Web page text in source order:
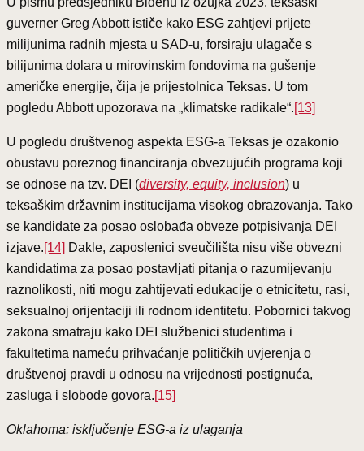
guverner Greg Abbott ističe kako ESG zahtjevi prijete
milijunima radnih mjesta u SAD-u, forsiraju ulagače s
bilijunima dolara u mirovinskim fondovima na gušenje
američke energije, čija je prijestolnica Teksas. U tom
pogledu Abbott upozorava na „klimatske radikale“.[13]
U pogledu društvenog aspekta ESG-a Teksas je ozakonio
obustavu poreznog financiranja obvezujućih programa koji
se odnose na tzv. DEI (diversity, equity, inclusion) u
teksaškim državnim institucijama visokog obrazovanja. Tako
se kandidate za posao oslobađa obveze potpisivanja DEI
izjave.[14] Dakle, zaposlenici sveučilišta nisu više obvezni
kandidatima za posao postavljati pitanja o razumijevanju
raznolikosti, niti mogu zahtijevati edukacije o etnicitetu, rasi,
seksualnoj orijentaciji ili rodnom identitetu. Pobornici takvog
zakona smatraju kako DEI službenici studentima i
fakultetima nameću prihvaćanje političkih uvjerenja o
društvenoj pravdi u odnosu na vrijednosti postignuća,
zasluga i slobode govora.[15]
Oklahoma: isključenje ESG-a iz ulaganja